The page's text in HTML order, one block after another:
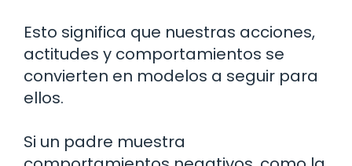
Esto significa que nuestras acciones,
actitudes y comportamientos se
convierten en modelos a seguir para
ellos.
Si un padre muestra